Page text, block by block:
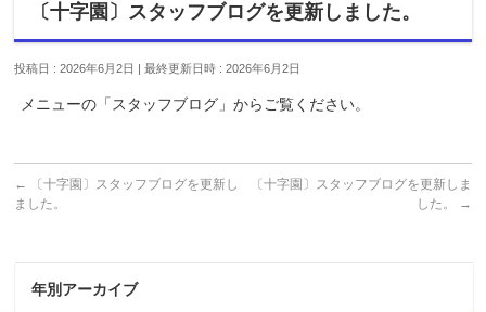
〔十字園〕スタッフブログを更新しました。
投稿日 : 2026年6月2日 最終更新日時 : 2026年6月2日
メニューの「スタッフブログ」からご覧ください。
←
〔十字園〕スタッフブログを更新し
ました。
〔十字園〕スタッフブログを更新しま
した。
→
年別アーカイブ